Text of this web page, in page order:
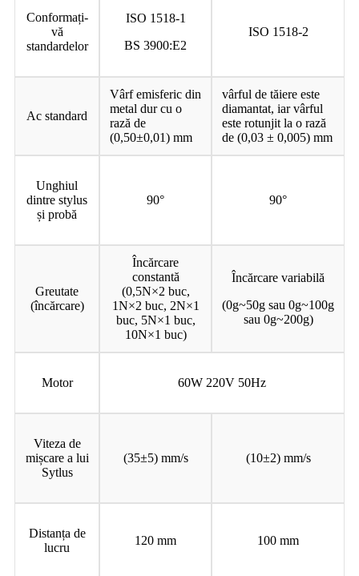
Conformați-
vă
standardelor
ISO 1518-1
BS 3900:E2
ISO 1518-2
Ac standard
Vârf emisferic din
metal dur cu o
rază de
(0,50±0,01) mm
vârful de tăiere este
diamantat, iar vârful
este rotunjit la o rază
de (0,03 ± 0,005) mm
Unghiul
dintre stylus
și probă
90° 90°
Greutate
(încărcare)
Încărcare
constantă
(0,5N×2 buc,
1N×2 buc, 2N×1
buc, 5N×1 buc,
10N×1 buc)
Încărcare variabilă
(0g~50g sau 0g~100g
sau 0g~200g)
Motor 60W 220V 50Hz
Viteza de
mișcare a lui
Sytlus
(35±5) mm/s (10±2) mm/s
Distanța de
lucru
120 mm 100 mm